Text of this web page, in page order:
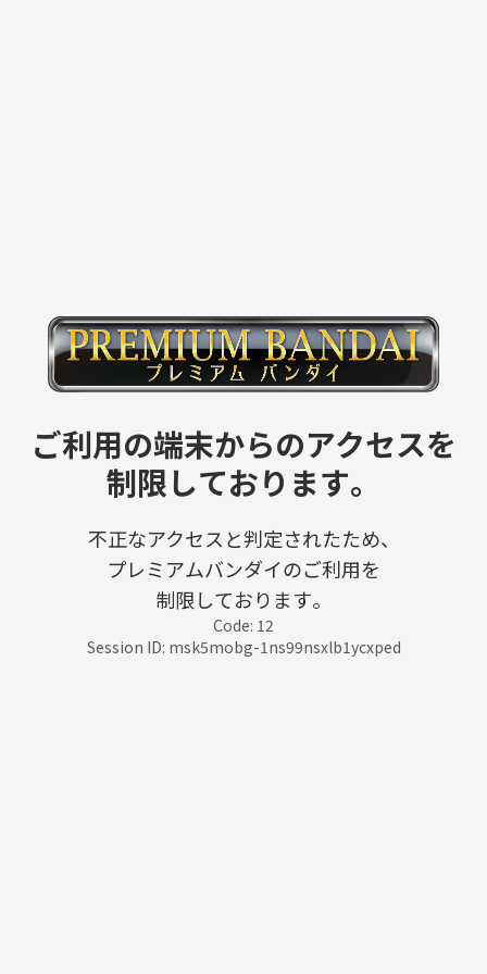
ご利用の端末からのアクセスを
制限しております。
不正なアクセスと判定されたため、
プレミアムバンダイのご利用を
制限しております。
Code: 12
Session ID: msk5mobg-1ns99nsxlb1ycxped